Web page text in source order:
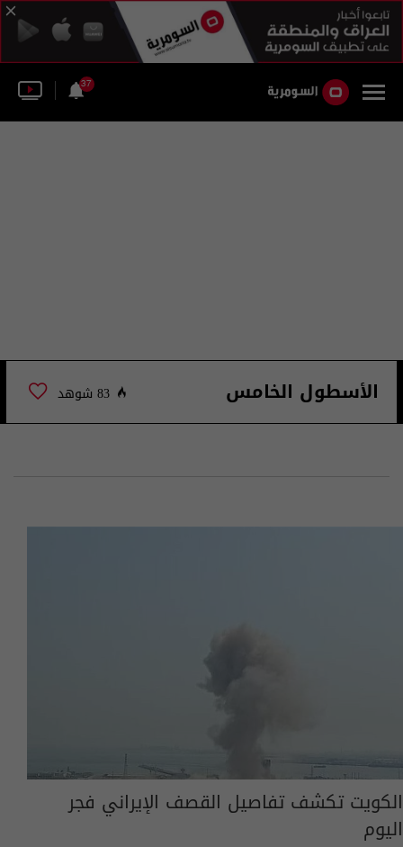
37
الأسطول الخامس 83 شوهد
الكويت تكشف تفاصيل القصف الإيراني فجر
اليوم